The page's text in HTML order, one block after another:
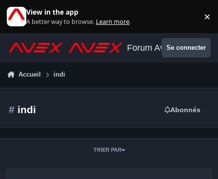
View in the app
A better way to browse. Learn more. ×
Forum AvexSe connecter
Accueil indi
# indi Abonnés
TRIER PAR